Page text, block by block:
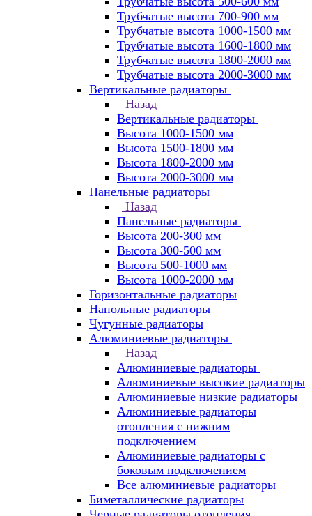
Трубчатые высота 700-900 мм
Трубчатые высота 1000-1500 мм
Трубчатые высота 1600-1800 мм
Трубчатые высота 1800-2000 мм
Трубчатые высота 2000-3000 мм
Вертикальные радиаторы
Назад
Вертикальные радиаторы
Высота 1000-1500 мм
Высота 1500-1800 мм
Высота 1800-2000 мм
Высота 2000-3000 мм
Панельные радиаторы
Назад
Панельные радиаторы
Высота 200-300 мм
Высота 300-500 мм
Высота 500-1000 мм
Высота 1000-2000 мм
Горизонтальные радиаторы
Напольные радиаторы
Чугунные радиаторы
Алюминиевые радиаторы
Назад
Алюминиевые радиаторы
Алюминиевые высокие радиаторы
Алюминиевые низкие радиаторы
Алюминиевые радиаторы
отопления с нижним
подключением
Алюминиевые радиаторы с
боковым подключением
Все алюминиевые радиаторы
Биметаллические радиаторы